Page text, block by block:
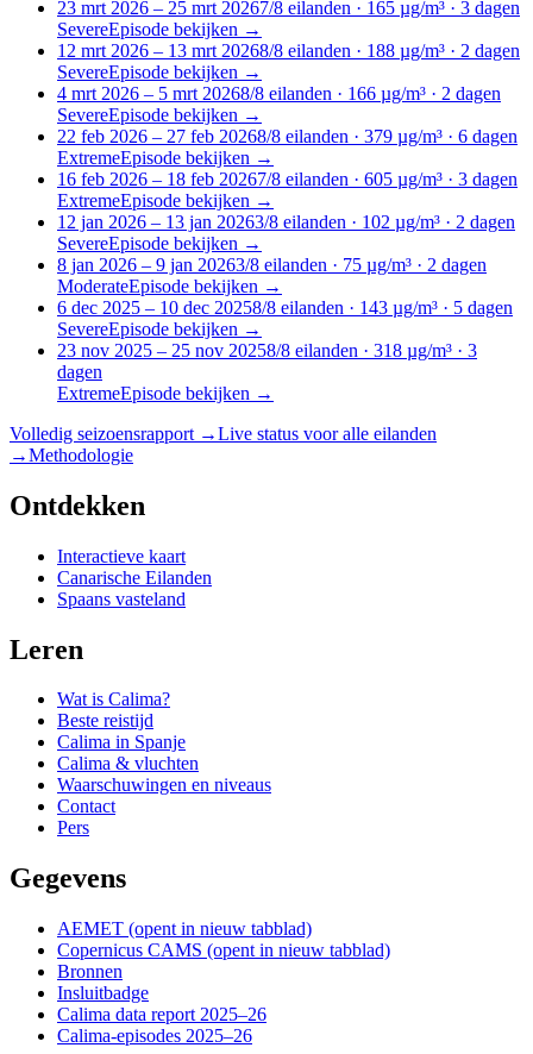
23 mrt 2026 – 25 mrt 20267/8 eilanden · 165 µg/m³ · 3 dagen
SevereEpisode bekijken →
12 mrt 2026 – 13 mrt 20268/8 eilanden · 188 µg/m³ · 2 dagen
SevereEpisode bekijken →
4 mrt 2026 – 5 mrt 20268/8 eilanden · 166 µg/m³ · 2 dagen
SevereEpisode bekijken →
22 feb 2026 – 27 feb 20268/8 eilanden · 379 µg/m³ · 6 dagen
ExtremeEpisode bekijken →
16 feb 2026 – 18 feb 20267/8 eilanden · 605 µg/m³ · 3 dagen
ExtremeEpisode bekijken →
12 jan 2026 – 13 jan 20263/8 eilanden · 102 µg/m³ · 2 dagen
SevereEpisode bekijken →
8 jan 2026 – 9 jan 20263/8 eilanden · 75 µg/m³ · 2 dagen
ModerateEpisode bekijken →
6 dec 2025 – 10 dec 20258/8 eilanden · 143 µg/m³ · 5 dagen
SevereEpisode bekijken →
23 nov 2025 – 25 nov 20258/8 eilanden · 318 µg/m³ · 3
dagen
ExtremeEpisode bekijken →
Volledig seizoensrapport →Live status voor alle eilanden
→Methodologie
Ontdekken
Interactieve kaart
Canarische Eilanden
Spaans vasteland
Leren
Wat is Calima?
Beste reistijd
Calima in Spanje
Calima & vluchten
Waarschuwingen en niveaus
Contact
Pers
Gegevens
AEMET (opent in nieuw tabblad)
Copernicus CAMS (opent in nieuw tabblad)
Bronnen
Insluitbadge
Calima data report 2025–26
Calima-episodes 2025–26